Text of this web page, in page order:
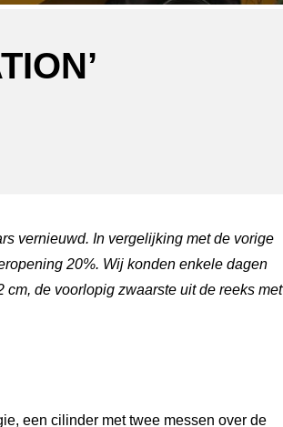
vernieuwd. In vergelijking met de vorige
20%. Wij konden enkele dagen
de voorlopig zwaarste uit de reeks met
een cilinder met twee messen over de